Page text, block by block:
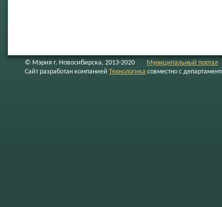
© Мэрия г. Новосибирска, 2013-2020
Муниципальный портал
Сайт разработан компанией Технологика совместно с